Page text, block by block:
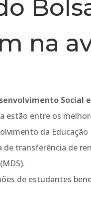
na
Social
estão entre os
da
de transferência de
de estudantes